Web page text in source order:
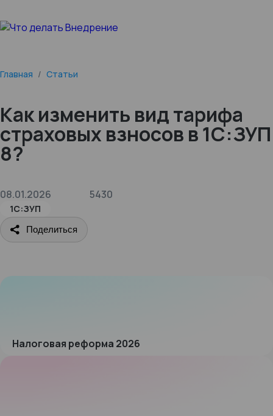
Главная / Статьи
Как изменить вид тарифа
страховых взносов в 1С:ЗУП
8?
08.01.2026 5430
1С:ЗУП
Поделиться
Налоговая реформа 2026